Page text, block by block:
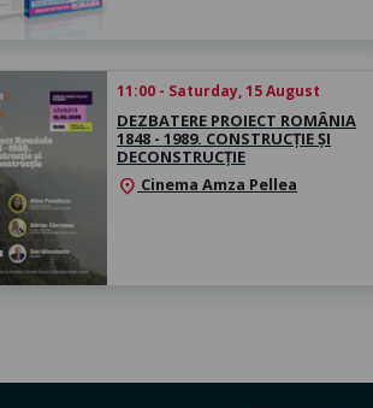
WORKSHOP 11:00 - Saturday, 15 August
DEZBATERE PROIECT ROMÂNIA
1848 - 1989. CONSTRUCȚIE ȘI
DECONSTRUCȚIE
location_on Cinema Amza Pellea